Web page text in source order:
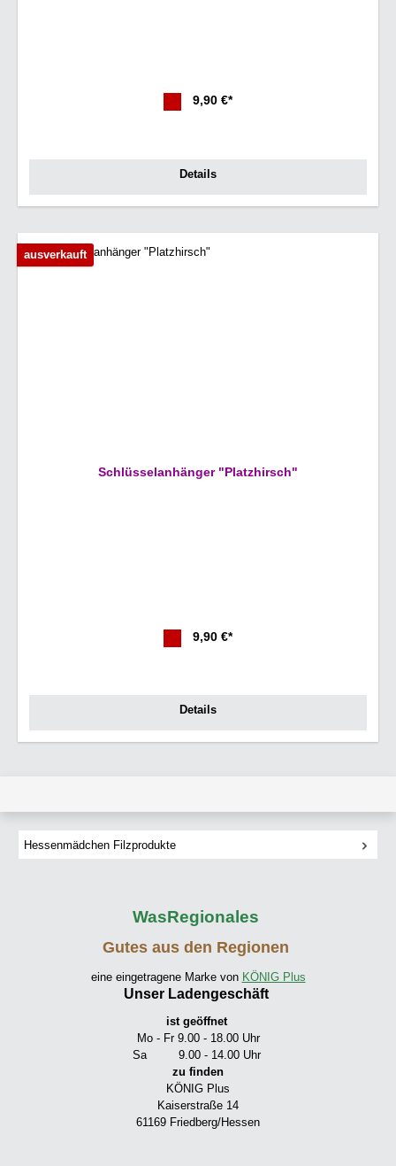
9,90 €*
Details
ausverkauft
Schlüsselanhänger "Platzhirsch"
9,90 €*
Details
Hessenmädchen Filzprodukte
WasRegionales
Gutes aus den Regionen
eine eingetragene Marke von KÖNIG Plus
Unser Ladengeschäft
ist geöffnet
Mo - Fr 9.00 - 18.00 Uhr
Sa 9.00 - 14.00 Uhr
zu finden
KÖNIG Plus
Kaiserstraße 14
61169 Friedberg/Hessen